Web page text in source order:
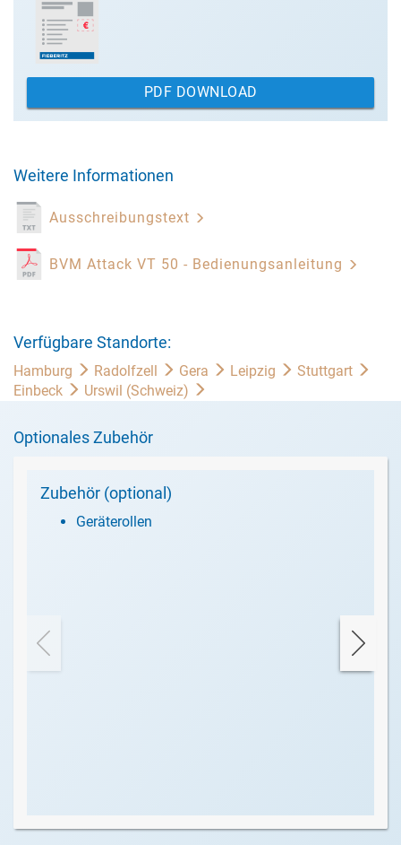
PDF DOWNLOAD
Weitere Informationen
Ausschreibungstext
BVM Attack VT 50 - Bedienungsanleitung
Verfügbare Standorte:
Hamburg Radolfzell Gera Leipzig
Stuttgart
Einbeck
Urswil (Schweiz)
Optionales Zubehör
Zubehör (optional)
Geräterollen